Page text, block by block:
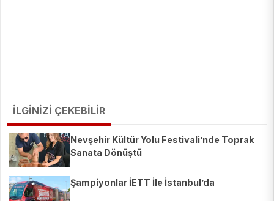
İLGİNİZİ ÇEKEBİLİR
Nevşehir Kültür Yolu Festivali’nde Toprak
Sanata Dönüştü
Şampiyonlar İETT İle İstanbul’da